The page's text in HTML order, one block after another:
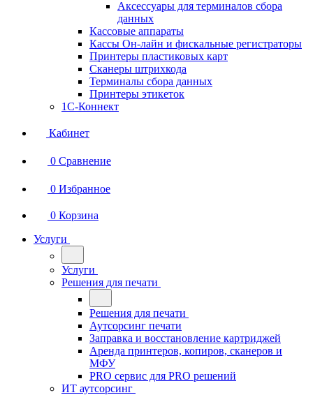
Аксессуары для терминалов сбора
данных
Кассовые аппараты
Кассы Он-лайн и фискальные регистраторы
Принтеры пластиковых карт
Сканеры штрихкода
Терминалы сбора данных
Принтеры этикеток
1С-Коннект
Кабинет
0 Сравнение
0 Избранное
0 Корзина
Услуги
Услуги
Решения для печати
Решения для печати
Аутсорсинг печати
Заправка и восстановление картриджей
Аренда принтеров, копиров, сканеров и
МФУ
PRO сервис для PRO решений
ИТ аутсорсинг